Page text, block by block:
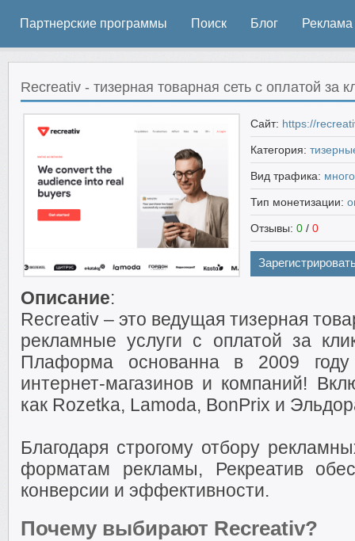
Партнерские программы Поиск Блог Реклама
Recreativ - тизерная товарная сеть с оплатой за
Сайт: https://
Категория:
Вид трафика:
Тип монетизации:
Отзывы: 0 / 0
Описание:
Recreativ – это ведущая тизерная
рекламные услуги с оплатой за
Плаформа основанна в 2009
интернет-магазинов и компаний!
как Rozetka, Lamoda, BonPrix и
Благодаря строгому отбору
форматам рекламы, Рекреатив
конверсии и эффективности.
Почему выбирают Recreativ?